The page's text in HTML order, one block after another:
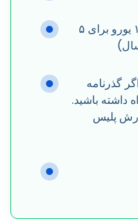
مدرک پرداخت هزینه (۱۲۰ تا ۱۵۰ یورو برای ۵
گذرنامه
داشته باشید.
پلیس